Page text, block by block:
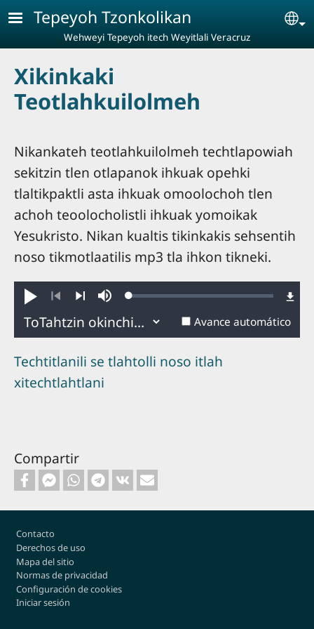
Pasar al contenido principal
Tepeyoh Tzonkolikan
Wehweyi Tepeyoh itech Weyitlali Veracruz
Xikinkaki
Teotlahkuilolmeh
Nikankateh teotlahkuilolmeh techtlapowiah
sekitzin tlen otlapanok ihkuak opehki
tlaltikpaktli asta ihkuak omoolochoh tlen
achoh teoolocholistli ihkuak yomoikak
Yesukristo. Nikan kualtis tikinkakis sehsentih
noso tikmotlaatilis mp3 tla ihkon tikneki.
Reproducir
AnteriorSiguiente
SilenciarLoaded:
Avance automático
Techtitlanili se tlahtolli noso itlah
xitechtlahtlani
Compartir
Footer
Contacto
Derechos de uso
Mapa del sitio
Normas de privacidad
Configuración de cookies
Iniciar sesión